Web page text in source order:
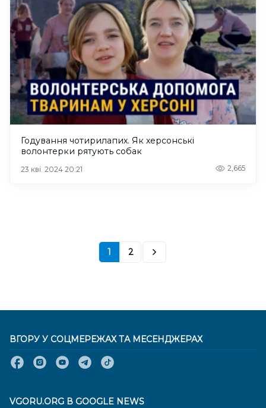
Годування чотирилапих. Як херсонські
волонтерки рятують собак
23 кві. 2024 20:21 2,665
1 2
ВГОРУ У СОЦМЕРЕЖАХ ТА МЕСЕНДЖЕРАХ
VGORU.ORG В GOOGLE NEWS